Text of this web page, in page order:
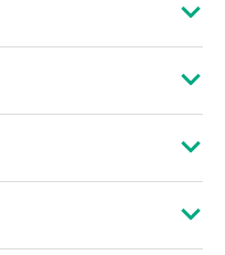
des erreurs
(OSS)